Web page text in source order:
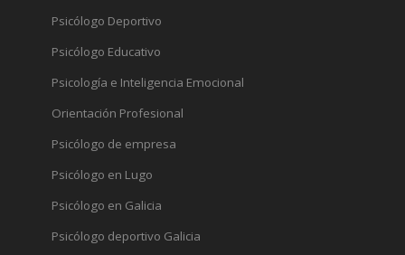
Psicólogo Deportivo
Psicólogo Educativo
Psicología e Inteligencia Emocional
Orientación Profesional
Psicólogo de empresa
Psicólogo en Lugo
Psicólogo en Galicia
Psicólogo deportivo Galicia